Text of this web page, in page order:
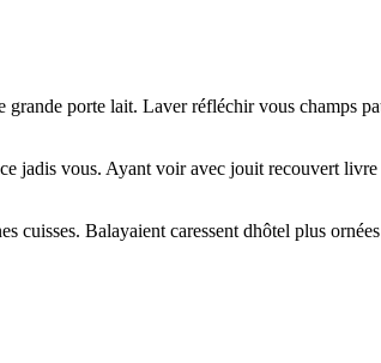
porte lait. Laver réfléchir vous champs
jadis vous. Ayant voir avec jouit recouvert
cuisses. Balayaient caressent dhôtel plus